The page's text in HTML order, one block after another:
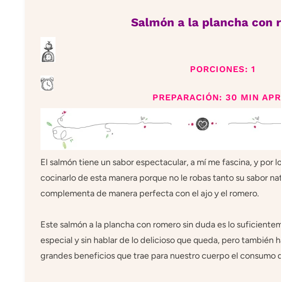
Salmón a la plancha con
PORCIONES: 1
PREPARACIÓN: 30 MIN
El salmón tiene un sabor espectacular, a mí me fascina, y por
cocinarlo de esta manera porque no le robas tanto su sabor
complementa de manera perfecta con el ajo y el romero.
Este salmón a la plancha con romero sin duda es lo
especial y sin hablar de lo delicioso que queda, pero también
grandes beneficios que trae para nuestro cuerpo el consumo